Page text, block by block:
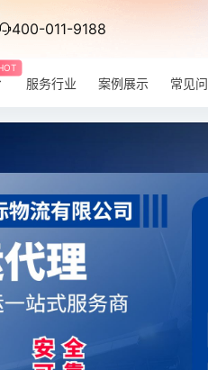
400-011-9188
服务行业 案例展示 常见